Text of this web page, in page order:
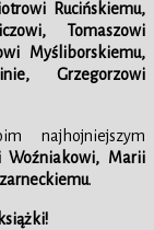
Rucińskiemu,
Tomaszowi
Myśliborskiemu,
Grzegorzowi
najhojniejszym
Woźniakowi, Marii
.